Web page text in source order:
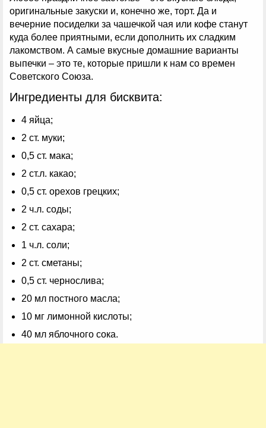
оригинальные закуски и, конечно же, торт. Да и
вечерние посиделки за чашечкой чая или кофе станут
куда более приятными, если дополнить их сладким
лакомством. А самые вкусные домашние варианты
выпечки – это те, которые пришли к нам со времен
Советского Союза.
Ингредиенты для бисквита:
4 яйца;
2 ст. муки;
0,5 ст. мака;
2 ст.л. какао;
0,5 ст. орехов грецких;
2 ч.л. соды;
2 ст. сахара;
1 ч.л. соли;
2 ст. сметаны;
0,5 ст. чернослива;
20 мл постного масла;
10 мг лимонной кислоты;
40 мл яблочного сока.